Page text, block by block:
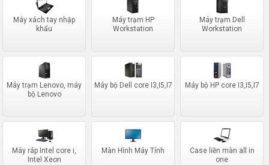
Máy xách tay nhập
khẩu
Máy trạm HP
Workstation
Máy trạm Dell
Workstation
Máy trạm Lenovo, máy
bộ Lenovo
Máy bộ Dell core I3,I5,I7 Máy bộ HP core I3,I5,I7
Máy ráp Intel core i,
Intel Xeon
Màn Hình Máy Tính
Case liền màn all in
one